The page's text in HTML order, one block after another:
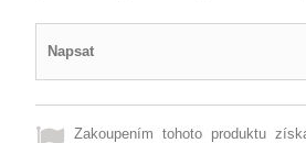
Napsat
Zakoupením tohoto produktu